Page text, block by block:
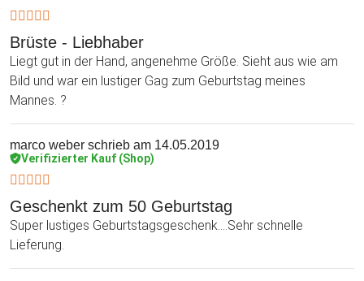
Brüste - Liebhaber
Liegt gut in der Hand, angenehme Größe. Sieht aus wie am
Bild und war ein lustiger Gag zum Geburtstag meines
Mannes. ?
marco weber schrieb am 14.05.2019
Verifizierter Kauf (Shop)
Geschenkt zum 50 Geburtstag
Super lustiges Geburtstagsgeschenk....Sehr schnelle
Lieferung.